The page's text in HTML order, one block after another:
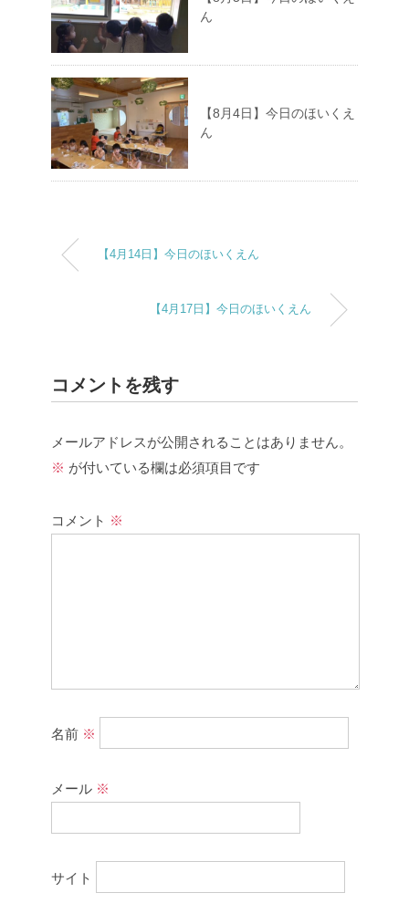
ん
【8月4日】今日のほいくえ
ん
【4月14日】今日のほいくえん
【4月17日】今日のほいくえん
コメントを残す
メールアドレスが公開されることはありません。
※ が付いている欄は必須項目です
コメント ※
名前 ※
メール ※
サイト